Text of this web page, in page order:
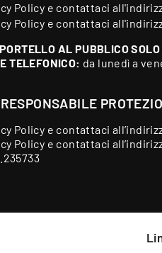
Policy e contattaci
Policy e contattaci
AL PUBBLICO
TELEFONICO: da lunedì a
Policy e contattaci
Policy e contattaci